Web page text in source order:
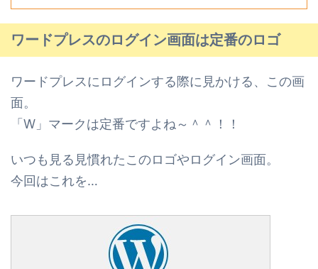
ワードプレスのログイン画面は定番のロゴ
ワードプレスにログインする際に見かける、この画
面。
「W」マークは定番ですよね～＾＾！！
いつも見る見慣れたこのロゴやログイン画面。
今回はこれを…